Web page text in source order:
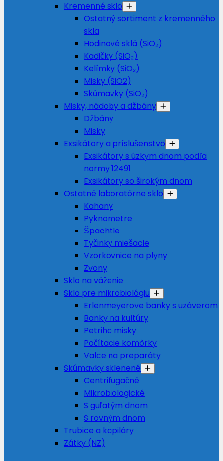
Kremenné sklo
Ostatný sortiment z kremenného
skla
Hodinové sklá (SiO₂)
Kadičky (SiO₂)
Kelímky (SiO₂)
Misky (SiO2)
Skúmavky (SiO₂)
Misky, nádoby a džbány
Džbány
Misky
Exsikátory a príslušenstvo
Exsikátory s úzkym dnom podľa
normy 12491
Exsikátory so širokým dnom
Ostatné laboratórne sklo
Kahany
Pyknometre
Špachtle
Tyčinky miešacie
Vzorkovnice na plyny
Zvony
Sklo na váženie
Sklo pre mikrobiológiu
Erlenmeyerove banky s uzáverom
Banky na kultúry
Petriho misky
Počítacie komôrky
Valce na preparáty
Skúmavky sklenené
Centrifugačné
Mikrobiologické
S guľatým dnom
S rovným dnom
Trubice a kapiláry
Zátky (NZ)